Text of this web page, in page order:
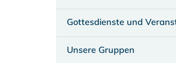
Gottesdienste und
Unsere Gruppen